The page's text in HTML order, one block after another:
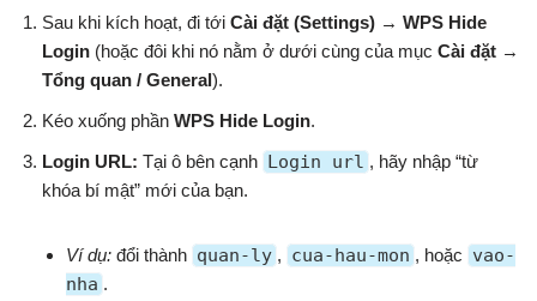
Sau khi kích hoạt, đi tới Cài đặt (Settings) → WPS Hide
Login (hoặc đôi khi nó nằm ở dưới cùng của mục Cài đặt →
Tổng quan / General).
Kéo xuống phần WPS Hide Login.
Login URL: Tại ô bên cạnh Login url , hãy nhập “từ
khóa bí mật” mới của bạn.
Ví dụ: đổi thành quan-ly , cua-hau-mon , hoặc vao-
nha .